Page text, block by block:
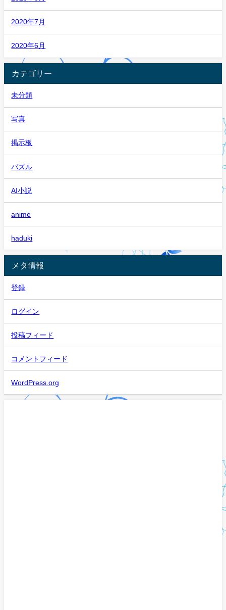
2020年7月
2020年6月
カテゴリー
未分類
写真
掲示板
パズル
AI小説
anime
haduki
メタ情報
登録
ログイン
投稿フィード
コメントフィード
WordPress.org